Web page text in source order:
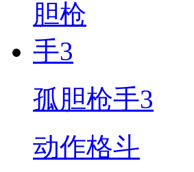
孤胆枪手3
动作格斗